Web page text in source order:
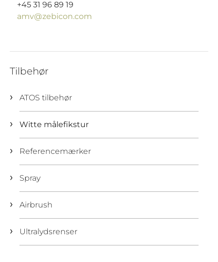
+45 31 96 89 19
amv@zebicon.com
Tilbehør
ATOS tilbehør
Witte målefikstur
Referencemærker
Spray
Airbrush
Ultralydsrenser